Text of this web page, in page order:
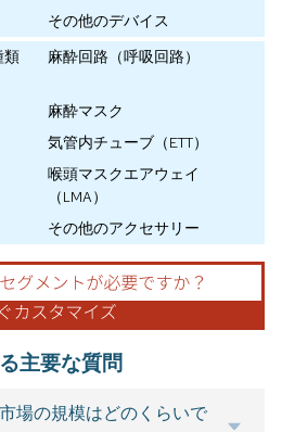
その他のデバイス
類
麻酔回路（呼吸回路）
麻酔マスク
気管内チューブ（ETT）
喉頭マスクエアウェイ
（LMA）
その他のアクセサリー
主要な質問
場の規模はどのくらいで